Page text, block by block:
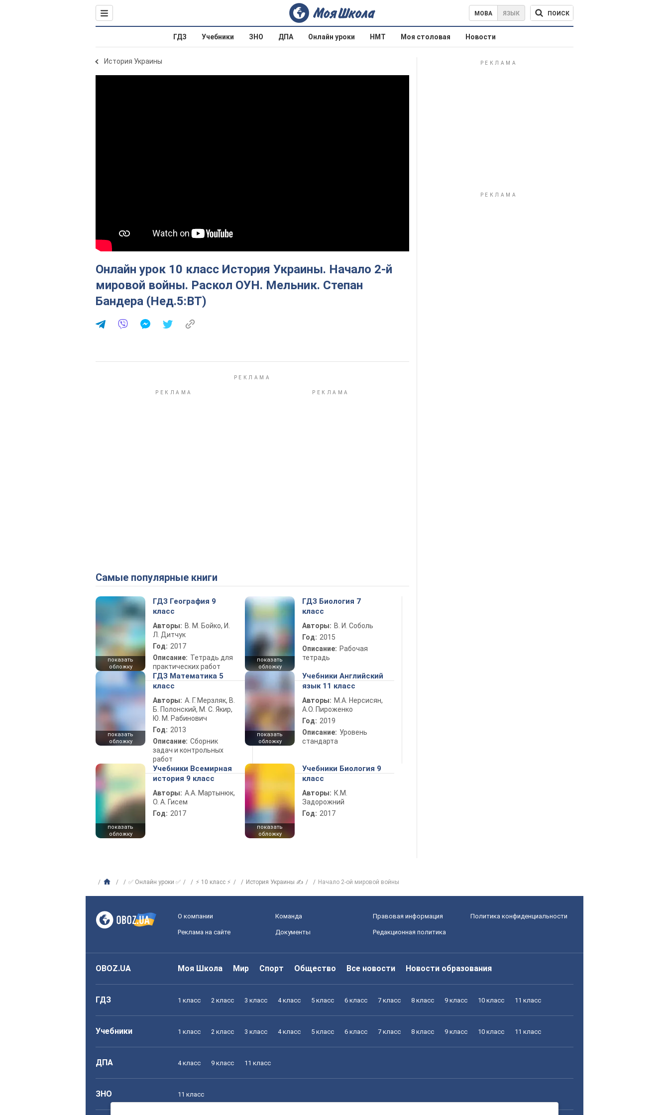
МОВА ЯЗЫК ПОИСК
ГДЗ Учебники ЗНО ДПА Онлайн уроки НМТ Моя столовая Новости
История Украины
Онлайн урок 10 класс История Украины. Начало 2-й
мировой войны. Раскол ОУН. Мельник. Степан
Бандера (Нед.5:ВТ)
Самые популярные книги
показать
обложку
ГДЗ География 9
класс
Авторы: В. М. Бойко, И.
Л. Дитчук
Год: 2017
Описание: Тетрадь для
практических работ
показать
обложку
ГДЗ Биология 7
класс
Авторы: В. И. Соболь
Год: 2015
Описание: Рабочая
тетрадь
показать
обложку
ГДЗ Математика 5
класс
Авторы: А. Г. Мерзляк, В.
Б. Полонский, М. С. Якир,
Ю. М. Рабинович
Год: 2013
Описание: Сборник
задач и контрольных
работ
показать
обложку
Учебники Английский
язык 11 класс
Авторы: М.А. Нерсисян,
А.О. Пироженко
Год: 2019
Описание: Уровень
стандарта
показать
обложку
Учебники Всемирная
история 9 класс
Авторы: А.А. Мартынюк,
О. А. Гисем
Год: 2017
показать
обложку
Учебники Биология 9
класс
Авторы: К.М.
Задорожний
Год: 2017
✅ Онлайн уроки ✅ ⚡ 10 класс ⚡ История Украины ✍ Начало 2-ой мировой войны
О компании Команда Правовая информация Политика конфиденциальности
Реклама на сайте Документы Редакционная политика
OBOZ.UA Моя Школа Мир Спорт Общество Все новости Новости образования
ГДЗ 1 класс 2 класс 3 класс 4 класс 5 класс 6 класс 7 класс 8 класс 9 класс 10 класс 11 класс
Учебники 1 класс 2 класс 3 класс 4 класс 5 класс 6 класс 7 класс 8 класс 9 класс 10 класс 11 класс
ДПА 4 класс 9 класс 11 класс
ЗНО 11 класс